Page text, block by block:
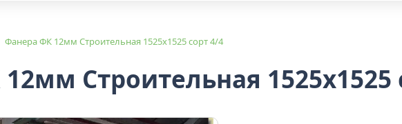
Фанера ФК 12мм Строительная 1525х1525 сорт 4/4
Строительная 1525х1525